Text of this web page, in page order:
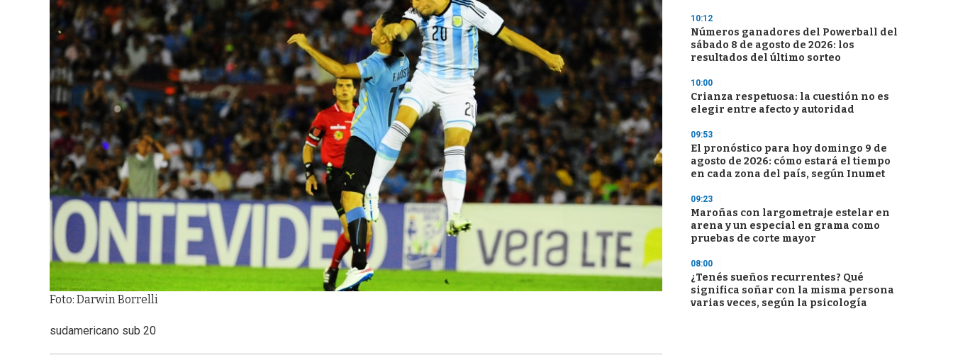
Foto: Darwin Borrelli
sudamericano sub 20
10:12
Números ganadores del Powerball del
sábado 8 de agosto de 2026: los
resultados del último sorteo
10:00
Crianza respetuosa: la cuestión no es
elegir entre afecto y autoridad
09:53
El pronóstico para hoy domingo 9 de
agosto de 2026: cómo estará el tiempo
en cada zona del país, según Inumet
09:23
Maroñas con largometraje estelar en
arena y un especial en grama como
pruebas de corte mayor
08:00
¿Tenés sueños recurrentes? Qué
significa soñar con la misma persona
varias veces, según la psicología